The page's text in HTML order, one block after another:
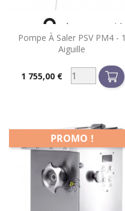
Pompe À Saler PSV PM4 - 1
Aiguille
Prix1 755,00 €
 Aperçu rapide
PROMO !